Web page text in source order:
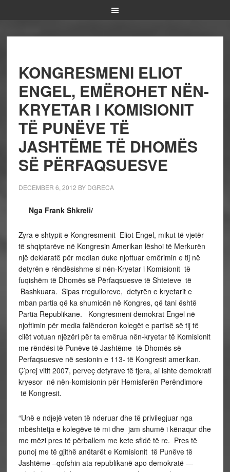
KONGRESMENI ELIOT
ENGEL, EMËROHET NËN-
KRYETAR I KOMISIONIT
TË PUNËVE TË
JASHTËME TË DHOMËS
SË PËRFAQSUESVE
DECEMBER 6, 2012 BY DGRECA
Nga Frank Shkreli/
Zyra e shtypit e Kongresmenit Eliot Engel, mikut të vjetër
të shqiptarëve në Kongresin Amerikan lëshoi të Merkurën
një deklaratë për median duke njoftuar emërimin e tij në
detyrën e rëndësishme si nën-Kryetar i Komisionit të
fuqishëm të Dhomës së Përfaqsuesve të Shteteve të
Bashkuara. Sipas rregulloreve, detyrën e kryetarit e
mban partia që ka shumicën në Kongres, që tani është
Partia Republikane. Kongresmeni demokrat Engel në
njoftimin për media falënderon kolegët e partisë së tij të
cilët votuan njëzëri për ta emërua nën-kryetar të Komisionit
me rëndësi të Punëve të Jashtëme të Dhomës së
Perfaqsuesve në sesionin e 113- të Kongresit amerikan.
Ç’prej vitit 2007, perveç detyrave të tjera, ai ishte demokrati
kryesor në nën-komisionin për Hemisferën Perëndimore
të Kongresit.
“Unë e ndjejë veten të nderuar dhe të privilegjuar nga
mbështetja e kolegëve të mi dhe jam shumë i kënaqur dhe
me mëzi pres të përballem me kete sfidë të re. Pres të
punoj me të gjithë anëtarët e Komisionit të Punëve të
Jashtëme –qofshin ata republikanë apo demokratë —